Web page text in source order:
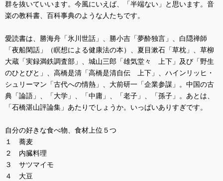
群を抜いていいます。今風にいえば、「半端ない」と思います。音
楽の教科書、百科事典のような人たちです。
愛読書は、勝海舟「氷川世話」、勝小吉「夢酔独言」、白隠禅師
「夜船閑話」（瞑想による健康法の本）、夏目漱石「草枕」、草柳
大蔵「実録満鉄調査部」、城山三郎「雄気堂々 上下」及び「野生
のひとびと」、高橋是清「高橋是清自伝 上下」、ハインリッヒ・
シュリーマン「古代への情熱」、大前研一「企業参謀」。中国の古
典「論語」、「大学」、「中庸」、「老子」、「孫子」。あとは、
「石橋湛山評論集」あたりでしょうか。いっぱいありすぎです。
自分の好きな食べ物、食材上位５つ
１ 蕎麦
２ 内臓料理
３ サツマイモ
４ 大豆